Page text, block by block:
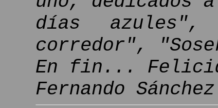
días
corredor",
En fin...
Fernando